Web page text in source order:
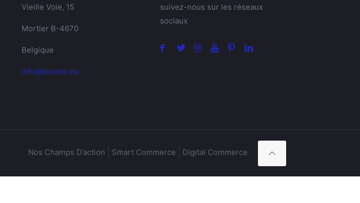
Vieille Voie, 15
Mortier B-4670
Belgique
info@bicode.eu
suivez-nous sur les réseaux
sociaux
Nos Champs D’action Smart Commerce Digital Commerce